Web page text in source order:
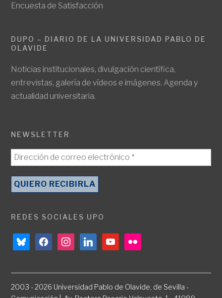
Encuesta de Satisfacción
DUPO – DIARIO DE LA UNIVERSIDAD PABLO DE
OLAVIDE
Noticias institucionales, divulgación científica,
entrevistas, galería de vídeos e imágenes. Agenda y
actualidad universitaria.
NEWSLETTER
REDES SOCIALES UPO
blueskyfacebookinstagramlinkedinyoutubeflickr
2003 - 2026 Universidad Pablo de Olavide, de Sevilla -